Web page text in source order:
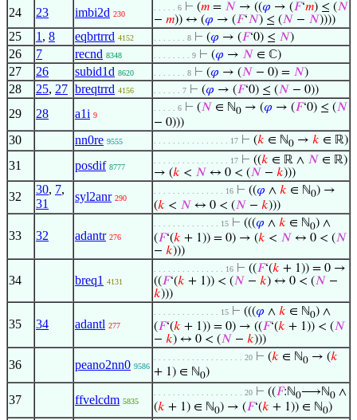
24 23 imbi2d 230
. . . . . 6 ⊢ (𝑚 = 𝑁 → ((𝜑 → (𝐹‘𝑚) ≤ (𝑁
− 𝑚)) ↔ (𝜑 → (𝐹‘𝑁) ≤ (𝑁 − 𝑁))))
25 1 , 8 eqbrtrrd 4152 . . . . . . . 8 ⊢ (𝜑 → (𝐹‘0) ≤ 𝑁)
26 7 recnd 8348 . . . . . . . . 9 ⊢ (𝜑 → 𝑁 ∈ ℂ)
27 26 subid1d 8620 . . . . . . . 8 ⊢ (𝜑 → (𝑁 − 0) = 𝑁)
28 25, 27 breqtrrd 4156 . . . . . . 7 ⊢ (𝜑 → (𝐹‘0) ≤ (𝑁 − 0))
29 28 a1i 9
. . . . . 6 ⊢ (𝑁 ∈ ℕ0 → (𝜑 → (𝐹‘0) ≤ (𝑁
− 0)))
30 nn0re 9555 . . . . . . . . . . . . . . . . 17 ⊢ (𝑘 ∈ ℕ0 → 𝑘 ∈ ℝ)
31 posdif 8777
. . . . . . . . . . . . . . . . 17 ⊢ ((𝑘 ∈ ℝ ∧ 𝑁 ∈ ℝ)
→ (𝑘 < 𝑁 ↔ 0 < (𝑁 − 𝑘)))
32
30, 7,
31
syl2anr 290
. . . . . . . . . . . . . . . 16 ⊢ ((𝜑 ∧ 𝑘 ∈ ℕ0) →
(𝑘 < 𝑁 ↔ 0 < (𝑁 − 𝑘)))
33 32 adantr 276
. . . . . . . . . . . . . . 15 ⊢ (((𝜑 ∧ 𝑘 ∈ ℕ0) ∧
(𝐹‘(𝑘 + 1)) = 0) → (𝑘 < 𝑁 ↔ 0 < (𝑁
− 𝑘)))
34 breq1 4131
. . . . . . . . . . . . . . . 16 ⊢ ((𝐹‘(𝑘 + 1)) = 0 →
((𝐹‘(𝑘 + 1)) < (𝑁 − 𝑘) ↔ 0 < (𝑁 −
𝑘)))
35 34 adantl 277
. . . . . . . . . . . . . . 15 ⊢ (((𝜑 ∧ 𝑘 ∈ ℕ0) ∧
(𝐹‘(𝑘 + 1)) = 0) → ((𝐹‘(𝑘 + 1)) < (𝑁
− 𝑘) ↔ 0 < (𝑁 − 𝑘)))
36 peano2nn0 9586
. . . . . . . . . . . . . . . . . . . 20 ⊢ (𝑘 ∈ ℕ0 → (𝑘
+ 1) ∈ ℕ0)
37 ffvelcdm 5835
. . . . . . . . . . . . . . . . . . . 20 ⊢ ((𝐹:ℕ0⟶ℕ0 ∧
(𝑘 + 1) ∈ ℕ0) → (𝐹‘(𝑘 + 1)) ∈ ℕ0)